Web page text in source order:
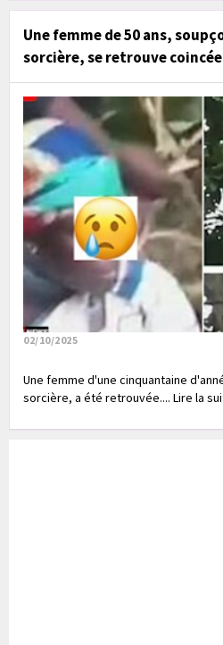
Une femme de 50 ans,
sorcière, se retrouve
02/10/2025
Une femme d'une cinquantaine
sorcière, a été retrouvée.... Lire la